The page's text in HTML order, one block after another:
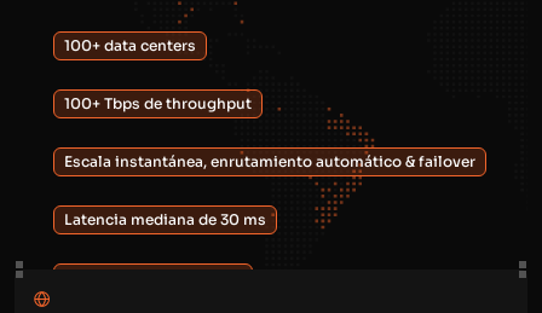
100+ data centers
100+ Tbps de throughput
Escala instantánea, enrutamiento automático & failover
Latencia mediana de 30 ms